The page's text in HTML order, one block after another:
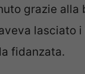
grazie
lasciato
fidanzata.